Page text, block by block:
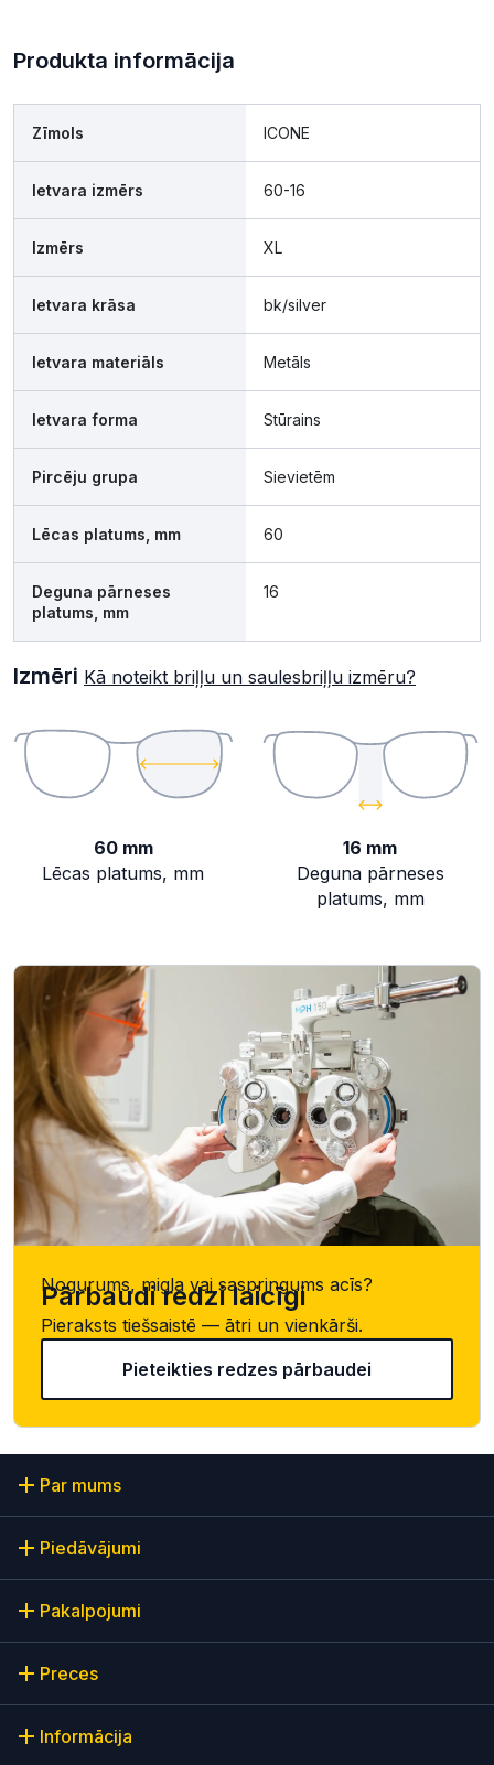
Produkta informācija
Zīmols ICONE
Ietvara izmērs 60-16
Izmērs XL
Ietvara krāsa bk/silver
Ietvara materiāls Metāls
Ietvara forma Stūrains
Pircēju grupa Sievietēm
Lēcas platums, mm 60
Deguna pārneses
platums, mm
16
Izmēri Kā noteikt briļļu un saulesbriļļu izmēru?
60 mm
Lēcas platums, mm
16 mm
Deguna pārneses
platums, mm
Nogurums, migla vai saspringums acīs?
Pārbaudi redzi laicīgi
Pieraksts tiešsaistē — ātri un vienkārši.
Pieteikties redzes pārbaudei
Par mums
Piedāvājumi
Pakalpojumi
Preces
Informācija